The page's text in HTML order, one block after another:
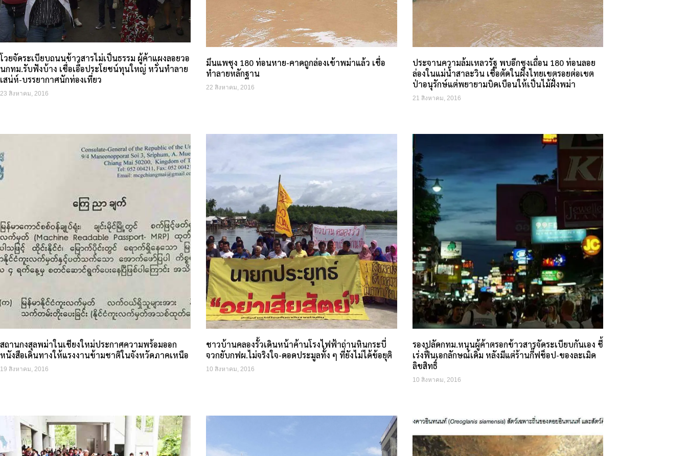
โวยจัดระเบียบถนนข้าวสารไม่เป็นธรรม ผู้ค้าแผงลอยวอ
นกทม.รับฟังบ้าง เชื่อเอื้อประโยชน์ทุนใหญ่ หวั่นทำลาย
เสน่ห์-บรรยากาศนักท่องเที่ยว
23 สิงหาคม, 2016
มึนแพซุง 180 ท่อนหาย-คาดถูกล่องเข้าพม่าแล้ว เชื่อ
ทำลายหลักฐาน
22 สิงหาคม, 2016
ประจานความล้มเหลวรัฐ พบอีกซุงเถื่อน 180 ท่อนลอย
ล่องในแม่น้ำสาละวิน เชื่อตัดในฝั่งไทยเขตรอยต่อเขต
ป่าอนุรักษ์แต่พยายามบิดเบือนให้เป็นไม้ฝั่งพม่า
21 สิงหาคม, 2016
สถานกงสุลพม่าในเชียงใหม่ประกาศความพร้อมออก
หนังสือเดินทางให้แรงงานข้ามชาติในจังหวัดภาคเหนือ
19 สิงหาคม, 2016
ชาวบ้านคลองรั้วเดินหน้าค้านโรงไฟฟ้าถ่านหินกระบี่
จวกยับกฟผ.ไม่จริงใจ-ดอดประมูลทั้ง ๆ ที่ยังไม่ได้ข้อยุติ
10 สิงหาคม, 2016
รองปลัดกทม.หนุนผู้ค้าตรอกข้าวสารจัดระเบียบกันเอง ชี้
เร่งฟื้นเอกลักษณ์เดิม หลังมีแต่ร้านกี๊ฟช็อป-ของละเมิด
ลิขสิทธิ์
10 สิงหาคม, 2016